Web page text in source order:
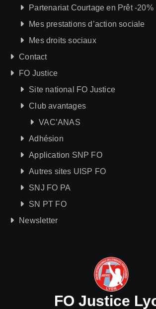
Partenariat Courtage en Prêt -20%
Mes prestations d’action sociale
Mes droits sociaux
Contact
FO Justice
Site national FO Justice
Club avantages
VAC’ANAS
Adhésion
Application SNP FO
Autres sites UISP FO
SNJ FO PA
SN PT FO
Newsletter
FO Justice